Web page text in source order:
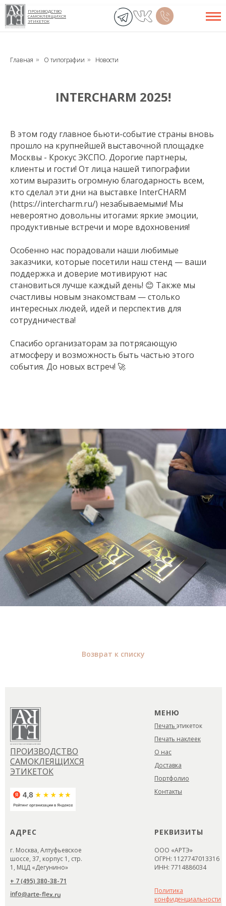
ПРОИЗВОДСТВО
САМОКЛЕЯЩИХСЯ
ЭТИКЕТОК
Главная » О типографии » Новости
INTERCHARM 2025!
В этом году главное бьюти-событие страны вновь
прошло на крупнейшей выставочной площадке
Москвы - Крокус ЭКСПО. Дорогие партнеры,
клиенты и гости! От лица нашей типографии
хотим выразить огромную благодарность всем,
кто сделал эти дни на выставке InterCHARM
(https://intercharm.ru/) незабываемыми! Мы
невероятно довольны итогами: яркие эмоции,
продуктивные встречи и море вдохновения!
Особенно нас порадовали наши любимые
заказчики, которые посетили наш стенд — ваши
поддержка и доверие мотивируют нас
становиться лучше каждый день! 😊 Также мы
счастливы новым знакомствам — столько
интересных людей, идей и перспектив для
сотрудничества!
Спасибо организаторам за потрясающую
атмосферу и возможность быть частью этого
события. До новых встреч! 🚀
Возврат к списку
МЕНЮ
Политика
конфиденциальности
ООО «АРТЭ»
ОГРН: 1127747013316
ИНН: 7714886034
г. Москва, Алтуфьевское
шоссе, 37, корпус 1, стр.
1, МЦД «Дегунино»
info@arte-flex.ru
+ 7 (495) 380-38-71
ПРОИЗВОДСТВО
САМОКЛЕЯЩИХСЯ
ЭТИКЕТОК
АДРЕС РЕКВИЗИТЫ
Печать наклеек
О нас
Доставка
Портфолио
Контакты
Печать этикеток